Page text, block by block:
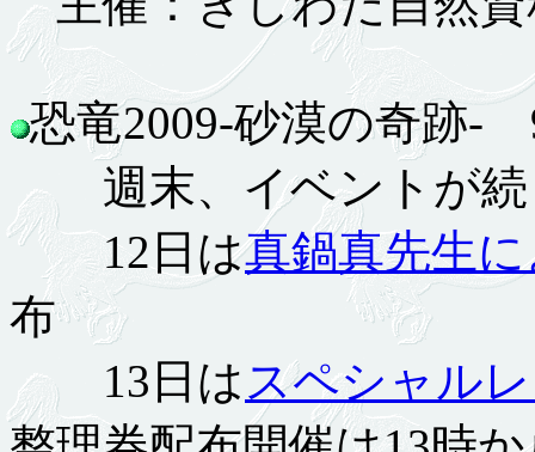
恐竜2009-砂漠の奇跡-
週末、イベントが続
12日は真鍋真先生
布
13日は スペシャル